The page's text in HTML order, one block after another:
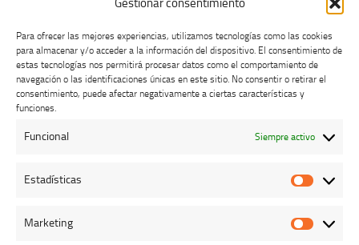
Gestionar consentimiento
Para ofrecer las mejores experiencias, utilizamos tecnologías como las cookies
para almacenar y/o acceder a la información del dispositivo. El consentimiento de
estas tecnologías nos permitirá procesar datos como el comportamiento de
navegación o las identificaciones únicas en este sitio. No consentir o retirar el
consentimiento, puede afectar negativamente a ciertas características y
funciones.
Funcional Siempre activo
Estadísticas
Marketing
Buzón de dudas, quejas y sugerencias